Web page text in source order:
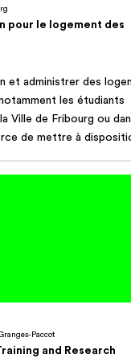
défendues par la
la société civile, des
internationales et de
et de superviser
et lanceurs
mal acquis, leur
et de gérer leur bonne
pour le logement des
et administrer des
les étudiants
Ville de Fribourg ou
de mettre à
étudiants locataires
un tel lieu de formation.
Paccot
and Research